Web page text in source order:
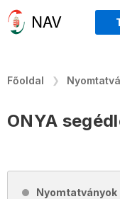
Főoldal
ONYA
Nyomtatványok